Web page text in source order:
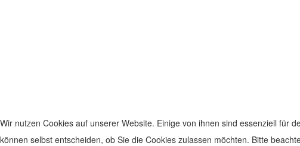
© 2019 Leben im Zentrum. Realisiert von www.geh-online.eu
Wir nutzen Cookies auf unserer Website. Einige von ihnen sind essenziell für
können selbst entscheiden, ob Sie die Cookies zulassen möchten. Bitte